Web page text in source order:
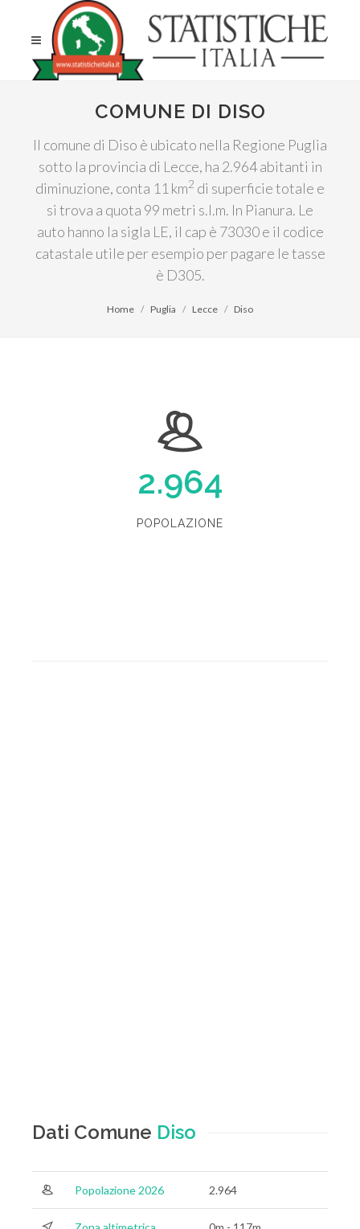
COMUNE DI DISO
Il comune di Diso è ubicato nella Regione Puglia
sotto la provincia di Lecce, ha 2.964 abitanti in
diminuzione, conta 11 km2 di superficie totale e
si trova a quota 99 metri s.l.m. In Pianura. Le
auto hanno la sigla LE, il cap è 73030 e il codice
catastale utile per esempio per pagare le tasse
è D305.
Home Puglia Lecce Diso
2.964
POPOLAZIONE
Dati Comune Diso
Popolazione 2026 2.964